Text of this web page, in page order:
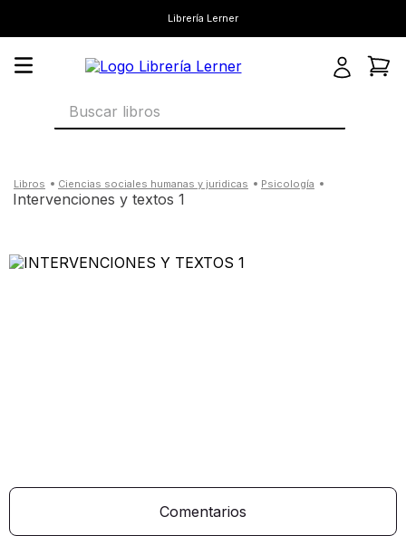
Librería Lerner
Buscar libros
ciencias sociales humanas y juridicas psicología
intervenciones y textos 1
Comentarios